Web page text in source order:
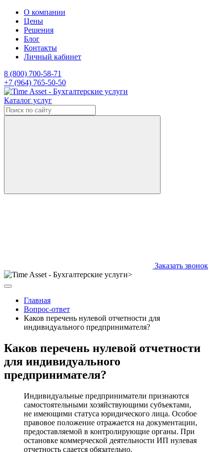
О компании
Цены
Решения
Блог
Контакты
Личный кабинет
8 (800) 700-58-71
+7 (964) 765-50-50
Каталог услуг
Заказать звонок
Главная
Вопрос-ответ
Каков перечень нулевой отчетности для
индивидуального предпринимателя?
Каков перечень нулевой отчетности
для индивидуального
предпринимателя?
Индивидуальные предприниматели признаются
самостоятельными хозяйствующими субъектами,
не имеющими статуса юридического лица. Особое
правовое положение отражается на документации,
предоставляемой в контролирующие органы. При
остановке коммерческой деятельности ИП нулевая
отчетность сдается обязательно.